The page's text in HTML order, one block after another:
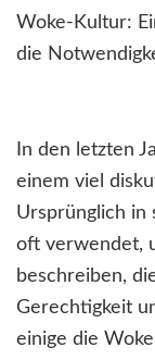
Woke-Kultur:
die
In den letzten
einem viel
Ursprünglich in
oft verwendet,
beschreiben,
Gerechtigkeit
einige die